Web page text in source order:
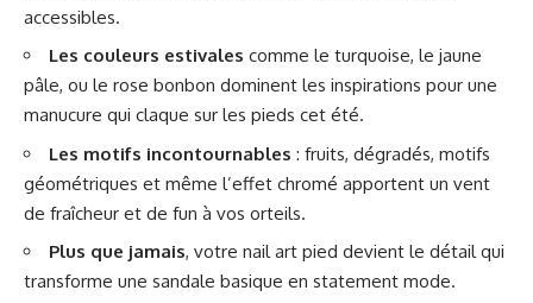
accessibles.
Les couleurs estivales comme le turquoise, le jaune
pâle, ou le rose bonbon dominent les inspirations pour une
manucure qui claque sur les pieds cet été.
Les motifs incontournables : fruits, dégradés, motifs
géométriques et même l’effet chromé apportent un vent
de fraîcheur et de fun à vos orteils.
Plus que jamais, votre nail art pied devient le détail qui
transforme une sandale basique en statement mode.